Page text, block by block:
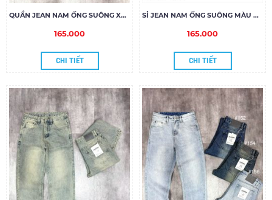
QUẦN JEAN NAM ỐNG SUÔNG XANH DƠ NHẸ 1153
165.000
CHI TIẾT
SỈ JEAN NAM ỐNG SUÔNG MÀU ĐẬM
165.000
CHI TIẾT